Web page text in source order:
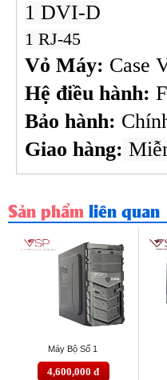
1 DVI-D
1 RJ-45
Vỏ Máy: Case
Hệ điều hành:
Bảo hành:
Giao hàng:
Sản phẩm liên quan
Máy Bộ Số 1
4,600,000 đ